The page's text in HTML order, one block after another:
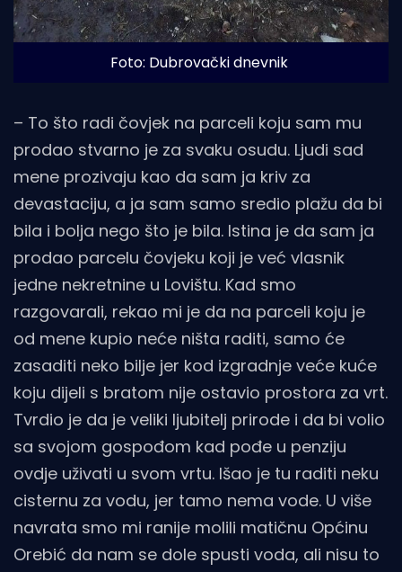
Foto: Dubrovački dnevnik
– To što radi čovjek na parceli koju sam mu
prodao stvarno je za svaku osudu. Ljudi sad
mene prozivaju kao da sam ja kriv za
devastaciju, a ja sam samo sredio plažu da bi
bila i bolja nego što je bila. Istina je da sam ja
prodao parcelu čovjeku koji je već vlasnik
jedne nekretnine u Lovištu. Kad smo
razgovarali, rekao mi je da na parceli koju je
od mene kupio neće ništa raditi, samo će
zasaditi neko bilje jer kod izgradnje veće kuće
koju dijeli s bratom nije ostavio prostora za vrt.
Tvrdio je da je veliki ljubitelj prirode i da bi volio
sa svojom gospođom kad pođe u penziju
ovdje uživati u svom vrtu. Išao je tu raditi neku
cisternu za vodu, jer tamo nema vode. U više
navrata smo mi ranije molili matičnu Općinu
Orebić da nam se dole spusti voda, ali nisu to